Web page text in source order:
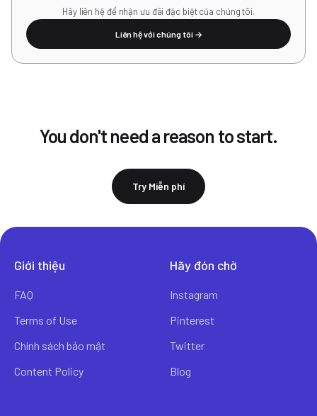
Hãy liên hệ để nhận ưu đãi đặc biệt của chúng tôi.
Liên hệ với chúng tôi →
You don't need a reason to start.
Try Miễn phí
Giới thiệu
FAQ
Terms of Use
Chính sách bảo mật
Content Policy
Hãy đón chờ
Instagram
Pinterest
Twitter
Blog